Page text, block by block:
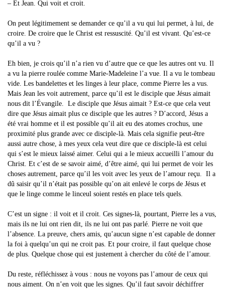
– Et Jean. Qui voit et croit.
On peut légitimement se demander ce qu’il a vu qui lui permet, à lui, de
croire. De croire que le Christ est ressuscité. Qu’il est vivant. Qu’est-ce
qu’il a vu ?
Eh bien, je crois qu’il n’a rien vu d’autre que ce que les autres ont vu. Il
a vu la pierre roulée comme Marie-Madeleine l’a vue. Il a vu le tombeau
vide. Les bandelettes et les linges à leur place, comme Pierre les a vus.
Mais Jean les voit autrement, parce qu’il est le disciple que Jésus aimait
nous dit l’Évangile. Le disciple que Jésus aimait ? Est-ce que cela veut
dire que Jésus aimait plus ce disciple que les autres ? D’accord, Jésus a
été vrai homme et il est possible qu’il ait eu des atomes crochus, une
proximité plus grande avec ce disciple-là. Mais cela signifie peut-être
aussi autre chose, à mes yeux cela veut dire que ce disciple-là est celui
qui s’est le mieux laissé aimer. Celui qui a le mieux accueilli l’amour du
Christ. Et c’est de se savoir aimé, d’être aimé, qui lui permet de voir les
choses autrement, parce qu’il les voit avec les yeux de l’amour reçu. Il a
dû saisir qu’il n’était pas possible qu’on ait enlevé le corps de Jésus et
que le linge comme le linceul soient restés en place tels quels.
C’est un signe : il voit et il croit. Ces signes-là, pourtant, Pierre les a vus,
mais ils ne lui ont rien dit, ils ne lui ont pas parlé. Pierre ne voit que
l’absence. La preuve, chers amis, qu’aucun signe n’est capable de donner
la foi à quelqu’un qui ne croit pas. Et pour croire, il faut quelque chose
de plus. Quelque chose qui est justement à chercher du côté de l’amour.
Du reste, réfléchissez à vous : nous ne voyons pas l’amour de ceux qui
nous aiment. On n’en voit que les signes. Qu’il faut savoir déchiffrer